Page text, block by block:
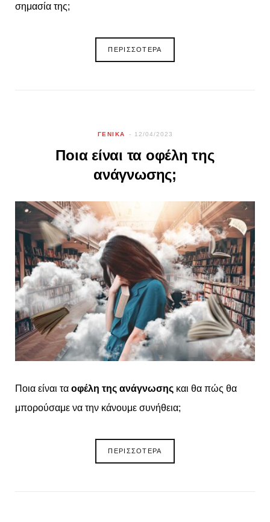
σημασία της;
ΠΕΡΙΣΣΟΤΕΡΑ
ΓΕΝΙΚΑ 12/04/2023
Ποια είναι τα οφέλη της
ανάγνωσης;
Ποια είναι τα οφέλη της ανάγνωσης και θα πώς θα
μπορούσαμε να την κάνουμε συνήθεια;
ΠΕΡΙΣΣΟΤΕΡΑ